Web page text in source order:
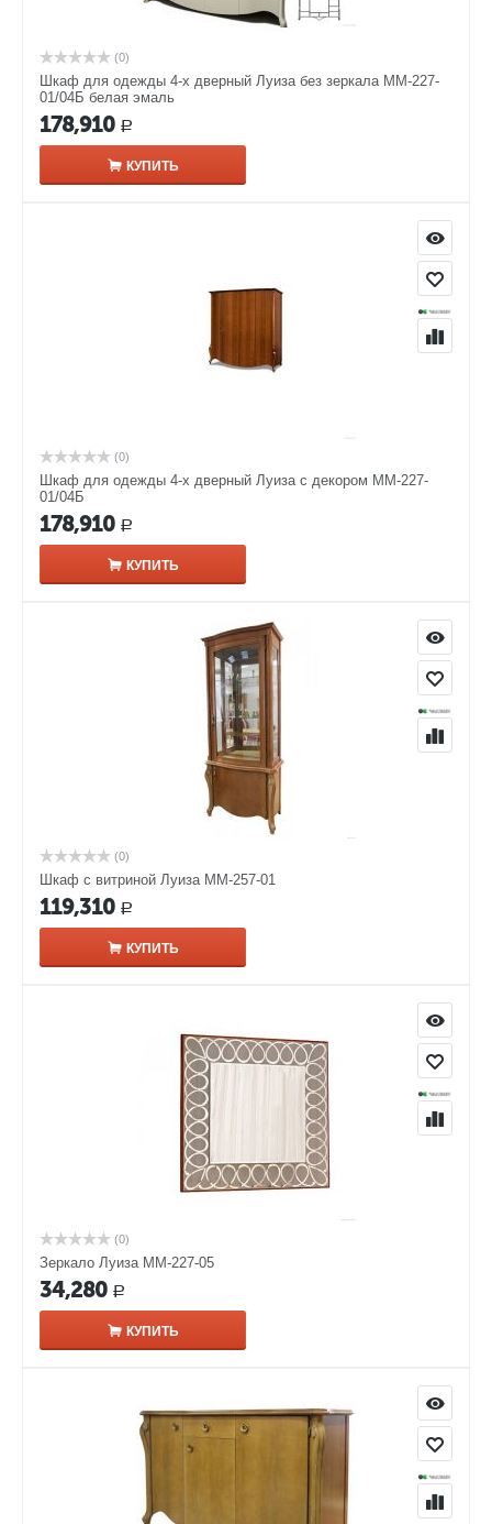
(0)
Шкаф для одежды 4-х дверный Луиза без зеркала ММ-227-
01/04Б белая эмаль
178,910 Р
КУПИТЬ
(0)
Шкаф для одежды 4-х дверный Луиза с декором ММ-227-
01/04Б
178,910 Р
КУПИТЬ
(0)
Шкаф с витриной Луиза ММ-257-01
119,310 Р
КУПИТЬ
(0)
Зеркало Луиза ММ-227-05
34,280 Р
КУПИТЬ